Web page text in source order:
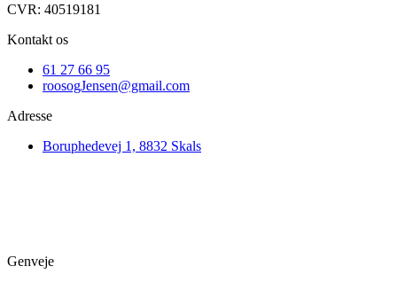
CVR: 40519181
Kontakt os
61 27 66 95
roosogJensen@gmail.com
Adresse
Boruphedevej 1, 8832 Skals
Genveje